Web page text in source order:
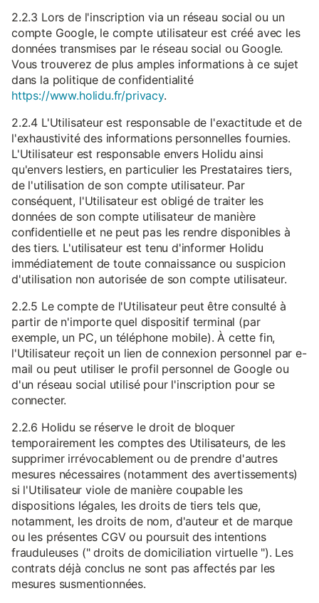
2.2.3 Lors de l'inscription via un réseau social ou un
compte Google, le compte utilisateur est créé avec les
données transmises par le réseau social ou Google.
Vous trouverez de plus amples informations à ce sujet
dans la politique de confidentialité
https://www.holidu.fr/privacy.
2.2.4 L'Utilisateur est responsable de l'exactitude et de
l'exhaustivité des informations personnelles fournies.
L'Utilisateur est responsable envers Holidu ainsi
qu'envers lestiers, en particulier les Prestataires tiers,
de l'utilisation de son compte utilisateur. Par
conséquent, l'Utilisateur est obligé de traiter les
données de son compte utilisateur de manière
confidentielle et ne peut pas les rendre disponibles à
des tiers. L'utilisateur est tenu d'informer Holidu
immédiatement de toute connaissance ou suspicion
d'utilisation non autorisée de son compte utilisateur.
2.2.5 Le compte de l'Utilisateur peut être consulté à
partir de n'importe quel dispositif terminal (par
exemple, un PC, un téléphone mobile). À cette fin,
l'Utilisateur reçoit un lien de connexion personnel par e-
mail ou peut utiliser le profil personnel de Google ou
d'un réseau social utilisé pour l'inscription pour se
connecter.
2.2.6 Holidu se réserve le droit de bloquer
temporairement les comptes des Utilisateurs, de les
supprimer irrévocablement ou de prendre d'autres
mesures nécessaires (notamment des avertissements)
si l'Utilisateur viole de manière coupable les
dispositions légales, les droits de tiers tels que,
notamment, les droits de nom, d'auteur et de marque
ou les présentes CGV ou poursuit des intentions
frauduleuses (" droits de domiciliation virtuelle "). Les
contrats déjà conclus ne sont pas affectés par les
mesures susmentionnées.